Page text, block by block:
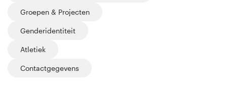
Groepen & Projecten
Genderidentiteit
Atletiek
Contactgegevens